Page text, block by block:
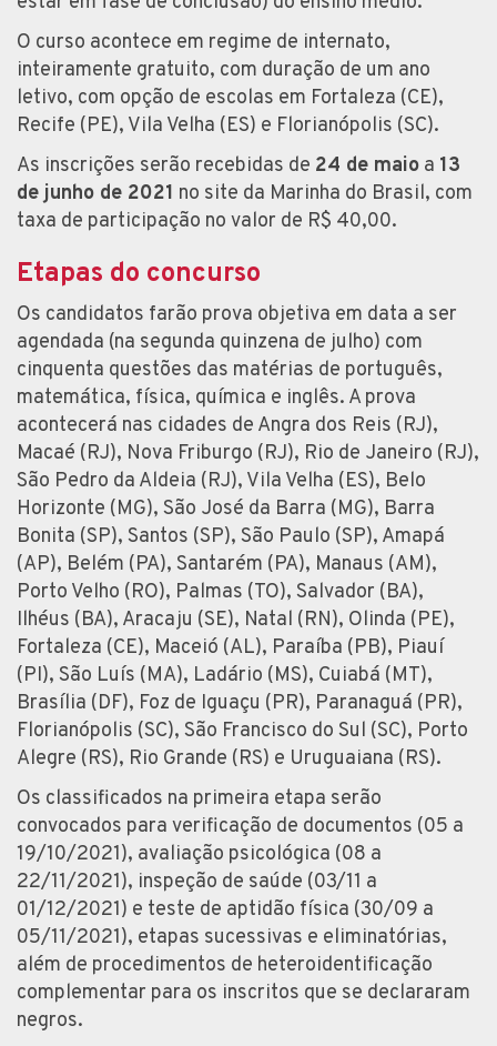
O curso acontece em regime de internato,
inteiramente gratuito, com duração de um ano
letivo, com opção de escolas em Fortaleza (CE),
Recife (PE), Vila Velha (ES) e Florianópolis (SC).
As inscrições serão recebidas de 24 de maio a 13
de junho de 2021 no site da Marinha do Brasil, com
taxa de participação no valor de R$ 40,00.
Etapas do concurso
Os candidatos farão prova objetiva em data a ser
agendada (na segunda quinzena de julho) com
cinquenta questões das matérias de português,
matemática, física, química e inglês. A prova
acontecerá nas cidades de Angra dos Reis (RJ),
Macaé (RJ), Nova Friburgo (RJ), Rio de Janeiro (RJ),
São Pedro da Aldeia (RJ), Vila Velha (ES), Belo
Horizonte (MG), São José da Barra (MG), Barra
Bonita (SP), Santos (SP), São Paulo (SP), Amapá
(AP), Belém (PA), Santarém (PA), Manaus (AM),
Porto Velho (RO), Palmas (TO), Salvador (BA),
Ilhéus (BA), Aracaju (SE), Natal (RN), Olinda (PE),
Fortaleza (CE), Maceió (AL), Paraíba (PB), Piauí
(PI), São Luís (MA), Ladário (MS), Cuiabá (MT),
Brasília (DF), Foz de Iguaçu (PR), Paranaguá (PR),
Florianópolis (SC), São Francisco do Sul (SC), Porto
Alegre (RS), Rio Grande (RS) e Uruguaiana (RS).
Os classificados na primeira etapa serão
convocados para verificação de documentos (05 a
19/10/2021), avaliação psicológica (08 a
22/11/2021), inspeção de saúde (03/11 a
01/12/2021) e teste de aptidão física (30/09 a
05/11/2021), etapas sucessivas e eliminatórias,
além de procedimentos de heteroidentificação
complementar para os inscritos que se declararam
negros.